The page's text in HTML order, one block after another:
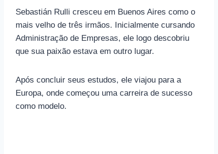
Sebastián Rulli cresceu em Buenos Aires como o
mais velho de três irmãos. Inicialmente cursando
Administração de Empresas, ele logo descobriu
que sua paixão estava em outro lugar.
Após concluir seus estudos, ele viajou para a
Europa, onde começou uma carreira de sucesso
como modelo.